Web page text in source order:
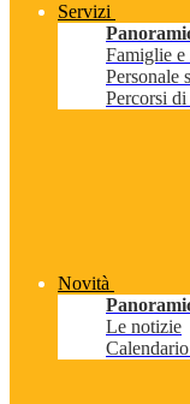
Servizi
Famiglie e
Personale
Percorsi
Novità
Le notizie